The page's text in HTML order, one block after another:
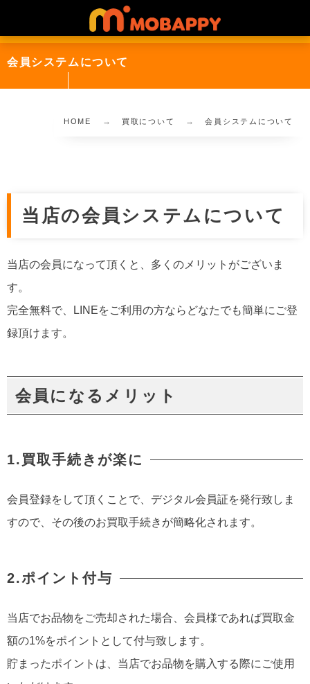
会員システムについて
HOME 買取について 会員システムについて
当店の会員システムについて
当店の会員になって頂くと、多くのメリットがございま
す。
完全無料で、LINEをご利用の方ならどなたでも簡単にご登
録頂けます。
会員になるメリット
1.買取手続きが楽に
会員登録をして頂くことで、デジタル会員証を発行致しま
すので、その後のお買取手続きが簡略化されます。
2.ポイント付与
当店でお品物をご売却された場合、会員様であれば買取金
額の1%をポイントとして付与致します。
貯まったポイントは、当店でお品物を購入する際にご使用